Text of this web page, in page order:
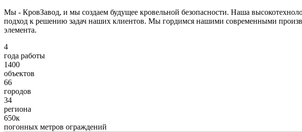
Мы - КровЗавод, и мы создаем будущее кровельной безопасности. Наша
подход к решению задач наших клиентов. Мы гордимся нашими современными
элемента.
4
года работы
1400
объектов
66
городов
34
региона
650к
погонных метров ограждений